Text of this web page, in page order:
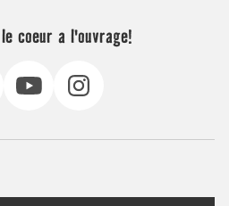
coeur a l'ouvrage!